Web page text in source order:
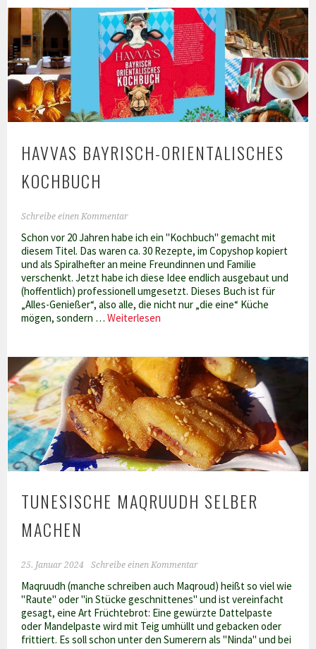
mit
frischen
Orangen
HAVVAS BAYRISCH-ORIENTALISCHES
KOCHBUCH
Schreibe einen Kommentar
Schon vor 20 Jahren habe ich ein "Kochbuch" gemacht mit
diesem Titel. Das waren ca. 30 Rezepte, im Copyshop kopiert
und als Spiralhefter an meine Freundinnen und Familie
verschenkt. Jetzt habe ich diese Idee endlich ausgebaut und
(hoffentlich) professionell umgesetzt. Dieses Buch ist für
„Alles-Genießer“, also alle, die nicht nur „die eine“ Küche
mögen, sondern …Weiterlesen
Kochbuch
TUNESISCHE MAQRUUDH SELBER
MACHEN
25. Januar 2024 Schreibe einen Kommentar
Maqruudh (manche schreiben auch Maqroud) heißt so viel wie
"Raute" oder "in Stücke geschnittenes" und ist vereinfacht
gesagt, eine Art Früchtebrot: Eine gewürzte Dattelpaste
oder Mandelpaste wird mit Teig umhüllt und gebacken oder
frittiert. Es soll schon unter den Sumerern als "Ninda" und bei